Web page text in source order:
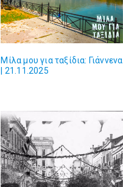
Μίλα μου για ταξίδια: Γιάννενα
| 21.11.2025